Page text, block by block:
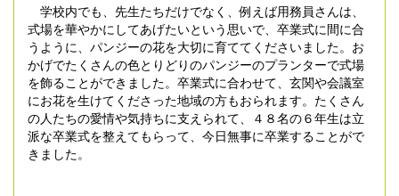
学校内でも、先生たちだけでなく、例えば用務員さんは、
式場を華やかにしてあげたいという思いで、卒業式に間に合
うように、パンジーの花を大切に育ててくださいました。お
かげでたくさんの色とりどりのパンジーのプランターで式場
を飾ることができました。卒業式に合わせて、玄関や会議室
にお花を生けてくださった地域の方もおられます。たくさん
の人たちの愛情や気持ちに支えられて、４８名の６年生は立
派な卒業式を整えてもらって、今日無事に卒業することがで
きました。